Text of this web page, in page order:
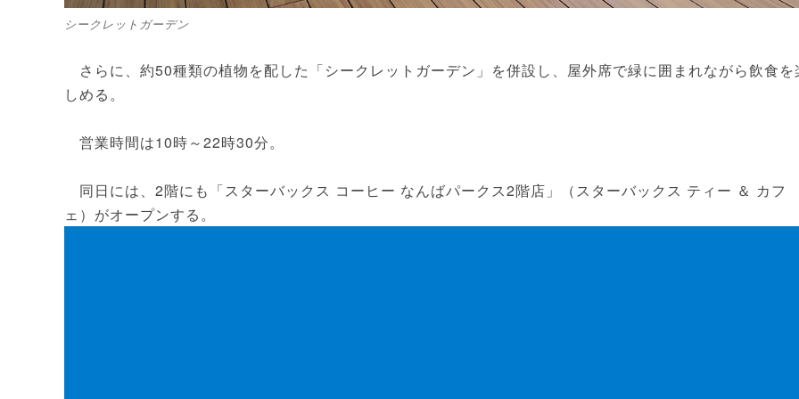
シークレットガーデン
さらに、約50種類の植物を配した「シークレットガーデン」を併設し、屋外席で緑に囲まれながら飲食を
しめる。
営業時間は10時～22時30分。
同日には、2階にも「スターバックス コーヒー なんばパークス2階店」（スターバックス ティー ＆ カフ
ェ）がオープンする。